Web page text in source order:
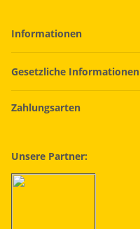
Informationen
Gesetzliche Informationen
Zahlungsarten
Unsere Partner: